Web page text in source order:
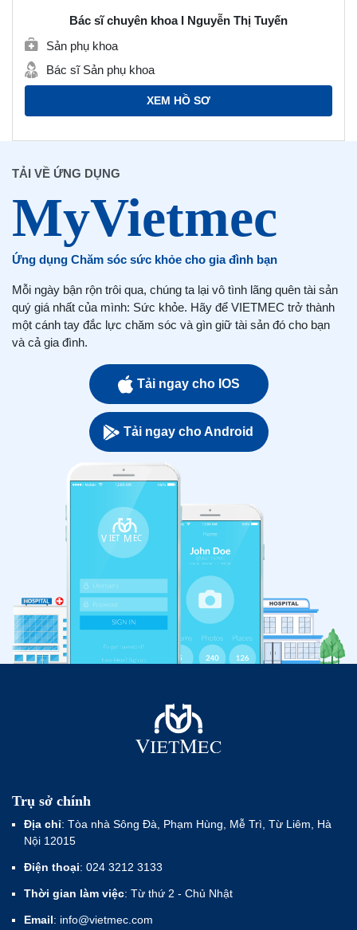
Bác sĩ chuyên khoa I Nguyễn Thị Tuyến
Sản phụ khoa
Bác sĩ Sản phụ khoa
XEM HỒ SƠ
TẢI VỀ ỨNG DỤNG
Ứng dụng Chăm sóc sức khỏe cho gia đình bạn
Mỗi ngày bận rộn trôi qua, chúng ta lại vô tình lãng quên tài sản
quý giá nhất của mình: Sức khỏe. Hãy để VIETMEC trở thành
một cánh tay đắc lực chăm sóc và gìn giữ tài sản đó cho bạn
và cả gia đình.
Tải ngay cho IOS
Tải ngay cho Android
Trụ sở chính
Địa chỉ: Tòa nhà Sông Đà, Phạm Hùng, Mễ Trì, Từ Liêm, Hà
Nội 12015
Điện thoại: 024 3212 3133
Thời gian làm việc: Từ thứ 2 - Chủ Nhật
Email: info@vietmec.com